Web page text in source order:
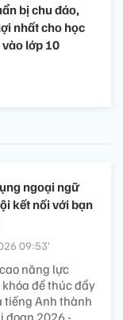
bị chu đáo,
nhất cho học
lớp 10
ngoại ngữ​
kết nối với bạn
09:53’
năng lực
để thúc đẩy
tiếng Anh thành
đoạn 2026 -